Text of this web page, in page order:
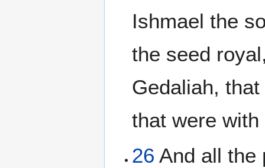
Ishmael the
the seed
Gedaliah,
that were
26 And all the